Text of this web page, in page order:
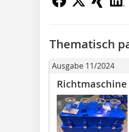
Thematisch
Ausgabe 11/2024